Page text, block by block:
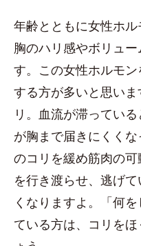
年齢とともに女性ホル
胸のハリ感やボリュ
す。この女性ホルモ
する方が多いと思い
リ。血流が滞ってい
が胸まで届きにくく
のコリを緩め筋肉の
を行き渡らせ、逃げ
くなりますよ。「何
ている方は、コリを